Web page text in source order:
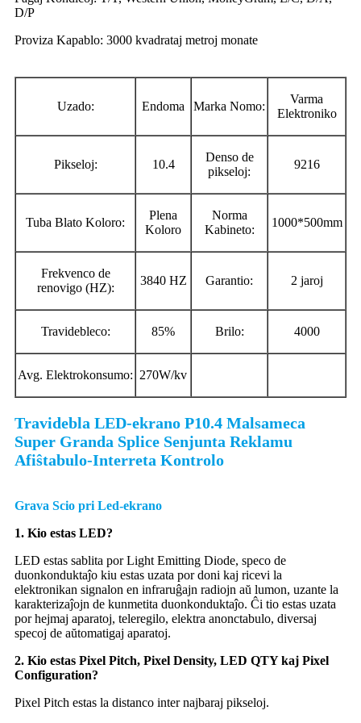
D/P
Proviza Kapablo: 3000 kvadrataj metroj monate
Uzado: Endoma Marka Nomo:
Varma
Elektroniko
Pikseloj: 10.4
Denso de
pikseloj:
9216
Tuba Blato Koloro:
Plena
Koloro
Norma
Kabineto:
1000*500mm
Frekvenco de
renovigo (HZ):
3840 HZ Garantio: 2 jaroj
Travidebleco: 85% Brilo: 4000
Avg. Elektrokonsumo: 270W/kv
Travidebla LED-ekrano P10.4 Malsameca
Super Granda Splice Senjunta Reklamu
Afiŝtabulo-Interreta Kontrolo
Grava Scio pri Led-ekrano
1. Kio estas LED?
LED estas sablita por Light Emitting Diode, speco de
duonkonduktaĵo kiu estas uzata por doni kaj ricevi la
elektronikan signalon en infraruĝajn radiojn aŭ lumon, uzante la
karakterizaĵojn de kunmetita duonkonduktaĵo. Ĉi tio estas uzata
por hejmaj aparatoj, teleregilo, elektra anonctabulo, diversaj
specoj de aŭtomatigaj aparatoj.
2. Kio estas Pixel Pitch, Pixel Density, LED QTY kaj Pixel
Configuration?
Pixel Pitch estas la distanco inter najbaraj pikseloj.